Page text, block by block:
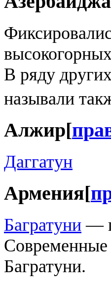
В ряду
называли
Алжир[
Даггатун
Армения[
Багратуни —
Современные
Багратуни.